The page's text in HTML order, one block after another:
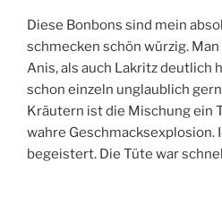
Diese Bonbons sind mein
schmecken schön würzig.
Anis, als auch Lakritz deutlich
schon einzeln unglaublich
Kräutern ist die Mischung ein
wahre Geschmacksexplosion.
begeistert. Die Tüte war